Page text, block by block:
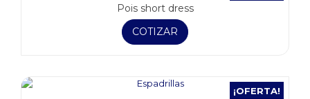
Pois short dress
COTIZAR
¡OFERTA!